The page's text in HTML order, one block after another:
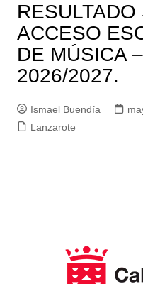
RESULTADO
ACCESO
DE MÚSICA
2026/2027.
Ismael Buendía
Lanzarote